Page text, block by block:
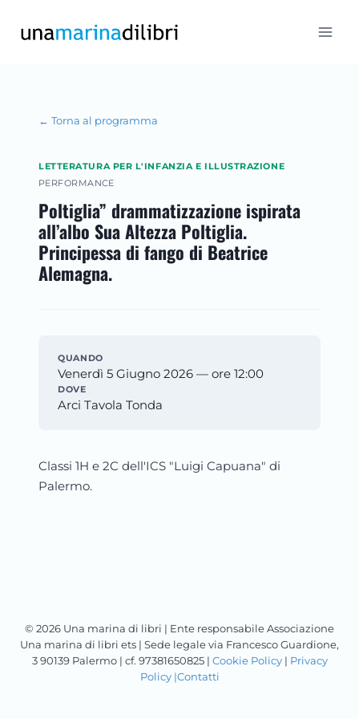
← Torna al programma
LETTERATURA PER L'INFANZIA E ILLUSTRAZIONE
PERFORMANCE
Poltiglia” drammatizzazione ispirata
all’albo Sua Altezza Poltiglia.
Principessa di fango di Beatrice
Alemagna.
QUANDO
Venerdì 5 Giugno 2026 — ore 12:00
DOVE
Arci Tavola Tonda
Classi 1H e 2C dell'ICS "Luigi Capuana" di
Palermo.
© 2026 Una marina di libri | Ente responsabile Associazione
Una marina di libri ets | Sede legale via Francesco Guardione,
3 90139 Palermo | cf. 97381650825 | Cookie Policy| Privacy
Policy |Contatti